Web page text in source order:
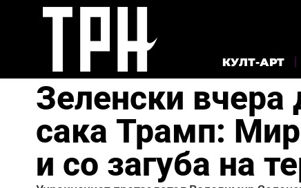
КУЛТ-АРТ
Зеленски
сака Трамп: Мир
и со загуба на